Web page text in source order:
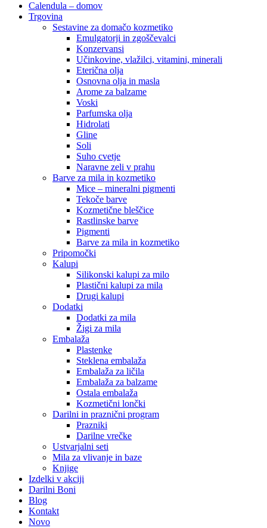
Calendula – domov
Trgovina
Sestavine za domačo kozmetiko
Emulgatorji in zgoščevalci
Konzervansi
Učinkovine, vlažilci, vitamini, minerali
Eterična olja
Osnovna olja in masla
Arome za balzame
Voski
Parfumska olja
Hidrolati
Gline
Soli
Suho cvetje
Naravne zeli v prahu
Barve za mila in kozmetiko
Mice – mineralni pigmenti
Tekoče barve
Kozmetične bleščice
Rastlinske barve
Pigmenti
Barve za mila in kozmetiko
Pripomočki
Kalupi
Silikonski kalupi za milo
Plastični kalupi za mila
Drugi kalupi
Dodatki
Dodatki za mila
Žigi za mila
Embalaža
Plastenke
Steklena embalaža
Embalaža za ličila
Embalaža za balzame
Ostala embalaža
Kozmetični lončki
Darilni in praznični program
Prazniki
Darilne vrečke
Ustvarjalni seti
Mila za vlivanje in baze
Knjige
Izdelki v akciji
Darilni Boni
Blog
Kontakt
Novo